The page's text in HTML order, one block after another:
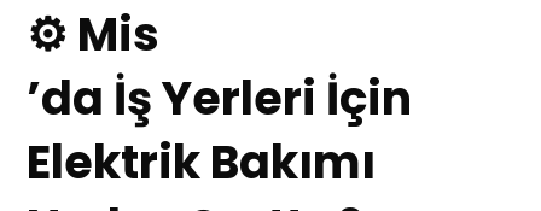
⚙ Mis
’da İş Yerleri İçin
Elektrik Bakımı